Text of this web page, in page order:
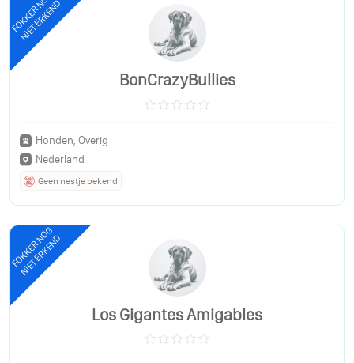
FOKKER NOG
NIET ERKEND
BonCrazyBullies
Honden, Overig
Nederland
Geen nestje bekend
FOKKER NOG
NIET ERKEND
Los Gigantes Amigables